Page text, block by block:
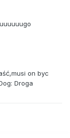
on byc
Droga